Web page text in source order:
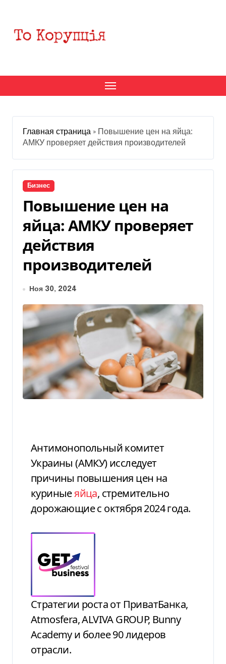
содержанию
Главная страница » Повышение цен на яйца:
АМКУ проверяет действия производителей
Бизнес
Повышение цен на
яйца: АМКУ проверяет
действия
производителей
Ноя 30, 2024
Антимонопольный комитет
Украины (АМКУ) исследует
причины повышения цен на
куриныеяйца, стремительно
дорожающие с октября 2024 года.
Стратегии роста от ПриватБанка,
Atmosfera, ALVIVA GROUP, Bunny
Academy и более 90 лидеров
отрасли.